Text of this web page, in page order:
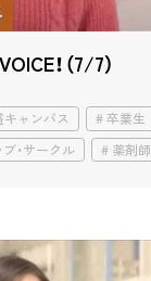
！（7/7）
キャンパス
卒業生
・サークル 薬剤師